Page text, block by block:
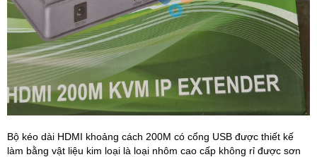
Bộ kéo dài HDMI khoảng cách 200M có cổng USB được thiết kế
làm bằng vật liệu kim loại là loại nhôm cao cấp không rỉ được sơn